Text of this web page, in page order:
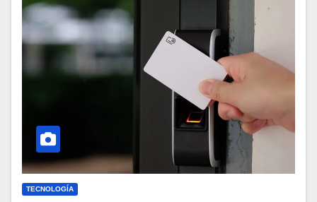
TECNOLOGÍA